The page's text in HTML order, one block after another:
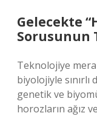
Gelecekte
Sorusunun
Teknolojiye
biyolojiyle
genetik ve
horozların ağız